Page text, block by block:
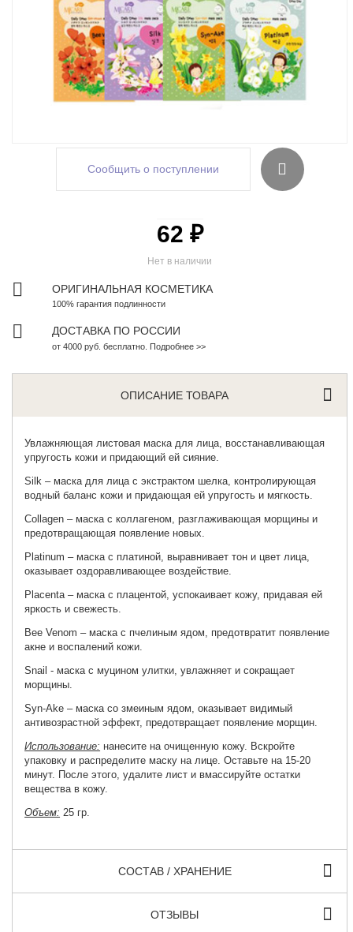
Сообщить о поступлении
Нет в наличии
62 ₽
ОРИГИНАЛЬНАЯ КОСМЕТИКА
100% гарантия подлинности
ДОСТАВКА ПО РОССИИ
от 4000 руб. бесплатно. Подробнее >>
ОПИСАНИЕ ТОВАРА
Увлажняющая листовая маска для лица , восстанавливающая
упругость кожи и придающий ей сияние.
Silk – маска для лица с экстрактом шелка, контролирующая
водный баланс кожи и придающая ей упругость и мягкость.
Сollagen – маска с коллагеном, разглаживающая морщины и
предотвращающая появление новых.
Platinum – маска с платиной, выравнивает тон и цвет лица,
оказывает оздоравливающее воздействие.
Placenta – маска с плацентой, успокаивает кожу, придавая ей
яркость и свежесть.
Bee Venom – маска с пчелиным ядом, предотвратит появление
акне и воспалений кожи.
Snail - маска с муцином улитки, увлажняет и сокращает
морщины.
Syn-Ake – маска со змеиным ядом, оказывает видимый
антивозрастной эффект, предотвращает появление морщин.
Использование: нанесите на очищенную кожу. Вскройте
упаковку и распределите маску на лице. Оставьте на 15-20
минут. После этого, удалите лист и вмассируйте остатки
вещества в кожу.
Объем: 25 гр.
СОСТАВ / ХРАНЕНИЕ
ОТЗЫВЫ